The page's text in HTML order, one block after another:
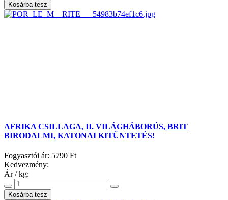
AFRIKA CSILLAGA, II. VILÁGHÁBORÚS, BRIT
BIRODALMI, KATONAI KITÜNTETÉS!
Fogyasztói ár: 5790 Ft
Kedvezmény:
Ár / kg: